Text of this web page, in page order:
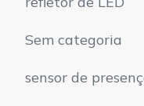
Sem categoria
sensor de